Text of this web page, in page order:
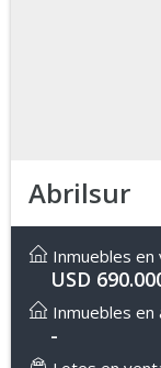
Abrilsur
Inmuebles en
USD
Inmuebles en
-